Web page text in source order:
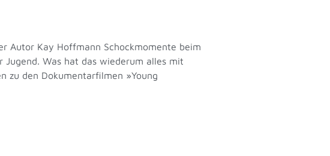
Autor Kay Hoffmann Schockmomente beim
Jugend. Was hat das wiederum alles mit
zu den Dokumentarfilmen »Young